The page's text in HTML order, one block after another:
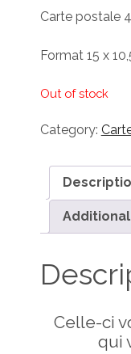
Carte postale
Format 15 x
Out of stock
Category:
Celle-ci
qui